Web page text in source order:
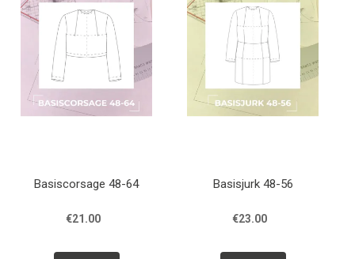
Basiscorsage 48-64
€21.00
Basisjurk 48-56
€23.00